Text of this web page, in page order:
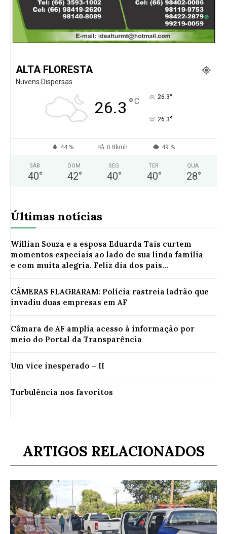
ALTA FLORESTA
Nuvens Dispersas
26.3 °C 26.3°
26.3°
44 % 0.8kmh 49 %
SÁB
40°
DOM
42°
SEG
40°
TER
40°
QUA
28°
Últimas notícias
Willian Souza e a esposa Eduarda Tais curtem
momentos especiais ao lado de sua linda família
e com muita alegria. Feliz dia dos pais...
CÂMERAS FLAGRARAM: Polícia rastreia ladrão que
invadiu duas empresas em AF
Câmara de AF amplia acesso à informação por
meio do Portal da Transparência
Um vice inesperado – II
Turbulência nos favoritos
ARTIGOS RELACIONADOS